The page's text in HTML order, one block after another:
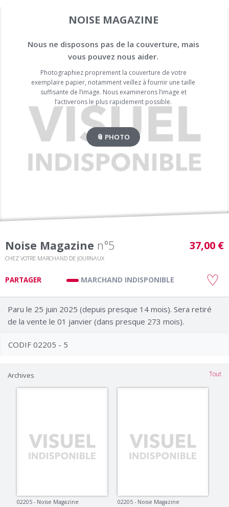
NOISE MAGAZINE
Nous ne disposons pas de la couverture, mais
vous pouvez nous aider.
Photographiez proprement la couverture de votre
exemplaire papier, notamment veillez à fournir une taille
suffisante de l’image. Nous examinerons l’image et
l’activerons le plus rapidement possible.
📎 PHOTO
Noise Magazine n°5
CHEZ VOTRE MARCHAND DE JOURNAUX
37,00 €
PARTAGER MARCHAND INDISPONIBLE
Paru le 25 juin 2025 (depuis presque 14 mois). Sera retiré
de la vente le 01 janvier (dans presque 273 mois).
CODIF 02205 - 5
Archives Tout
02205 - Noise Magazine 02205 - Noise Magazine